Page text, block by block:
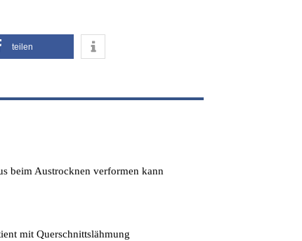
teilen
beim Austrocknen verformen kann
mit Querschnittslähmung